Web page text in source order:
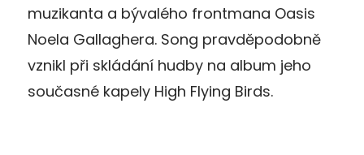
muzikanta a bývalého frontmana Oasis
Noela Gallaghera. Song pravděpodobně
vznikl při skládání hudby na album jeho
současné kapely High Flying Birds.